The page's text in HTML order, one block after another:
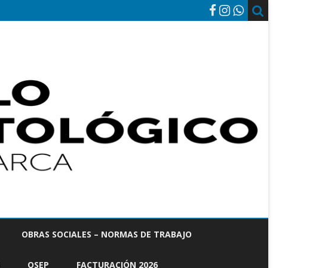
OBRAS SOCIALES – NORMAS DE TRABAJO
OSEP FACTURACIÓN 2026